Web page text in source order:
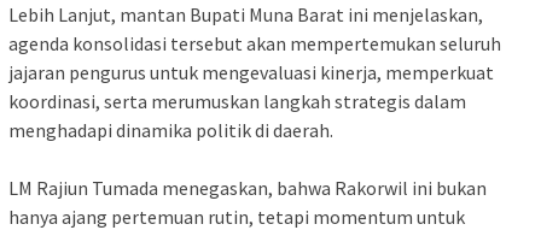
‎Lebih Lanjut, mantan Bupati Muna Barat ini menjelaskan,
agenda konsolidasi tersebut akan mempertemukan seluruh
jajaran pengurus untuk mengevaluasi kinerja, memperkuat
koordinasi, serta merumuskan langkah strategis dalam
menghadapi dinamika politik di daerah.
‎LM Rajiun Tumada menegaskan, bahwa Rakorwil ini bukan
hanya ajang pertemuan rutin, tetapi momentum untuk